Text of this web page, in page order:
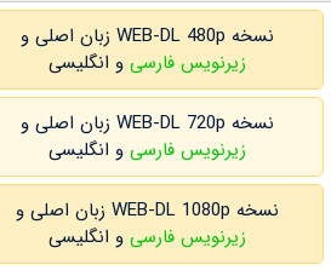
نسخه WEB-DL 480p زبان اصلی و
زیرنویس فارسی و انگلیسی
نسخه WEB-DL 720p زبان اصلی و
زیرنویس فارسی و انگلیسی
نسخه WEB-DL 1080p زبان اصلی و
زیرنویس فارسی و انگلیسی